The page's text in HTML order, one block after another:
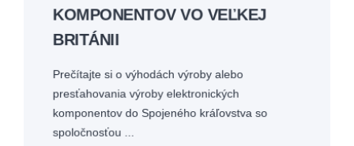
KOMPONENTOV VO VEĽKEJ
BRITÁNII
Prečítajte si o výhodách výroby alebo
presťahovania výroby elektronických
komponentov do Spojeného kráľovstva so
spoločnosťou ...